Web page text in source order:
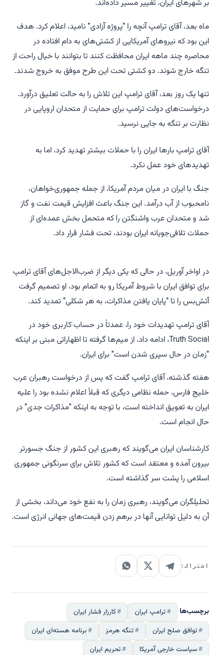
بر شهرهای ایران، تغییر مسیر داده‌اند.
ماه بعد، آقای ترامپ آنچه را "پروژه آزادی" نامید، اعلام کرد. هدف
این بود که نیروهای آمریکایی از کشتی‌های به دام افتاده در
محاصره چند ماهه ایران محافظت کنند تا بتوانند با خیال راحت از
تنگه خارج شوند. دو کشتی تحت این طرح موفق به خروج شدند.
تنها یک روز بعد، آقای ترامپ این تلاش را به حالت تعلیق درآورد.
درخواست‌های دولت ترامپ برای حمایت از متحدان اروپایی در
نظارت بر تنگه به جایی نرسید.
آقای ترامپ بارها ایران را با حملات بیشتر تهدید کرد، اما به
تهدیدهای خود عمل نکرد.
جنگ با ایران در میان مردم آمریکا، از جمله جمهوری‌خواهان،
نامحبوب از آب درآمد. این جنگ باعث افزایش قیمت نفت و گاز
شد و متحدان عرب واشنگتن را که متحمل بخش عمده‌ای از
حملات تلافی‌جویانه ایران بودند، تحت فشار قرار داد.
در اواخر آوریل، در حالی که یکی دیگر از ضرب‌الاجل‌های آقای ترامپ
برای توافق ایران با شروط آمریکا رو به اتمام بود، او تصمیم گرفت
آتش‌بس را تا "پایان یافتن مذاکرات، به هر شکلی" تمدید کند.
آقای ترامپ تهدیدات خود را، عمدتاً در حساب کاربری خود در
Truth Social، ادامه داد، از میم‌ها گرفته تا اظهاراتی مبنی بر اینکه
"زمان در حال سپری شدن است" برای ایران.
هفته گذشته، آقای ترامپ گفت که پس از درخواست رهبران عرب
خلیج فارس، حمله نظامی دیگری که قبلاً اعلام نشده بود را علیه
ایران به تعویق انداخته است، با توجه به اینکه "مذاکرات جدی" در
حال انجام است.
کارشناسان ایران می‌گویند که رهبری این کشور از جنگ جسورتر
بیرون آمده و معتقد است که کشور تلاش برای سرنگونی جمهوری
اسلامی را پشت سر گذاشته است.
تحلیلگران می‌گویند، رهبری زمان را به نفع خود می‌داند، بخشی از
آن به دلیل توانایی آنها در برهم زدن قیمت‌های جهانی انرژی است.
اشتراک:
برچسب‌ها ترامپ ایران
کارزار فشار ایران
توافق صلح ایران
تنگه هرمز
برنامه هسته‌ای ایران
سیاست خارجی آمریکا
تحریم ایران